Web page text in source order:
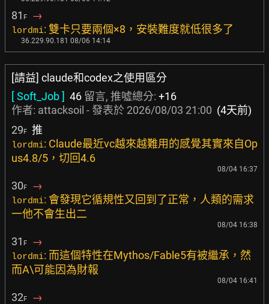
81 F →
lordmi: 雙卡只要兩個×8，安裝難度就低很多了
36.229.90.181 08/06 14:14
[請益] claude和codex之使用區分
[ Soft_Job ] 46 留言, 推噓總分: +16
作者: attacksoil - 發表於 2026/08/03 21:00 (4天前)
29F 推
lordmi: Claude最近vc越來越難用的感覺其實來自Op
us4.8/5，切回4.6
08/04 16:37
30F →
lordmi: 會發現它循規性又回到了正常，人類的需求
一他不會生出二
08/04 16:38
31 F →
lordmi: 而這個特性在Mythos/Fable5有被繼承，然
而A\可能因為財報
08/04 16:41
32F →